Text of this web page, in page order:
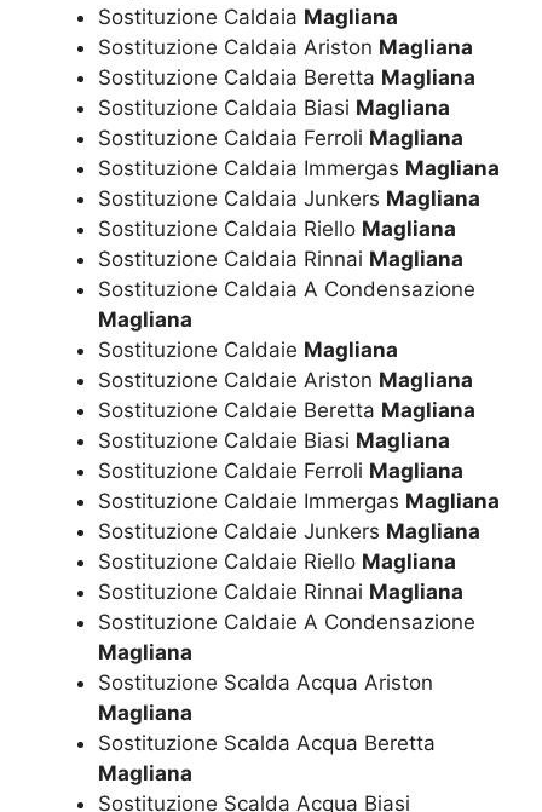
Sostituzione Caldaia Magliana
Sostituzione Caldaia Ariston Magliana
Sostituzione Caldaia Beretta Magliana
Sostituzione Caldaia Biasi Magliana
Sostituzione Caldaia Ferroli Magliana
Sostituzione Caldaia Immergas Magliana
Sostituzione Caldaia Junkers Magliana
Sostituzione Caldaia Riello Magliana
Sostituzione Caldaia Rinnai Magliana
Sostituzione Caldaia A Condensazione
Magliana
Sostituzione Caldaie Magliana
Sostituzione Caldaie Ariston Magliana
Sostituzione Caldaie Beretta Magliana
Sostituzione Caldaie Biasi Magliana
Sostituzione Caldaie Ferroli Magliana
Sostituzione Caldaie Immergas Magliana
Sostituzione Caldaie Junkers Magliana
Sostituzione Caldaie Riello Magliana
Sostituzione Caldaie Rinnai Magliana
Sostituzione Caldaie A Condensazione
Magliana
Sostituzione Scalda Acqua Ariston
Magliana
Sostituzione Scalda Acqua Beretta
Magliana
Sostituzione Scalda Acqua Biasi